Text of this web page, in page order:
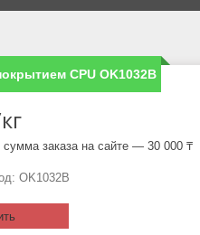
CPU OK1032B
заказа на сайте — 30 000 ₸
OK1032B